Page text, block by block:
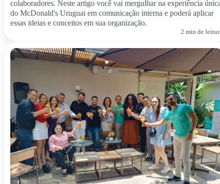
colaboradores. Neste artigo você vai mergulhar na experiência
do McDonald's Uruguai em comunicação interna e poderá aplicar
essas ideias e conceitos em sua organização.
2 min de